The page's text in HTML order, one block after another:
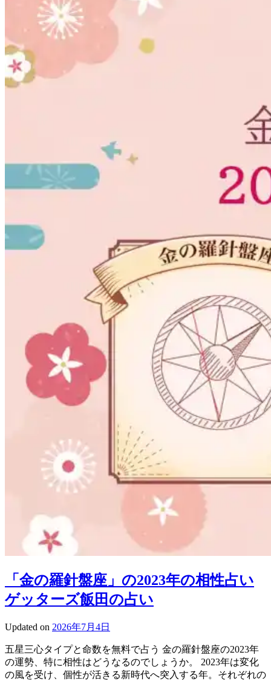
「金の羅針盤座」の2023年の相性占い
ゲッターズ飯田の占い
Updated on 2026年7月4日
五星三心タイプと命数を無料で占う 金の羅針盤座の2023年
の運勢、特に相性はどうなるのでしょうか。 2023年は変化
の風を受け、個性が活きる新時代へ突入する年。それぞれの